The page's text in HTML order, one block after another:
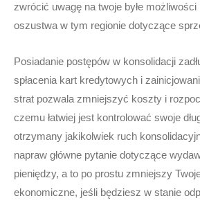
zwrócić uwagę na twoje byłe
oszustwa w tym regionie dotyczące
Posiadanie postępów w konsolidacji
spłacenia kart kredytowych i
strat pozwala zmniejszyć koszty i
czemu łatwiej jest kontrolować swoje
otrzymany jakikolwiek ruch
napraw główne pytanie dotyczące
pieniędzy, a to po prostu zmniejszy
ekonomiczne, jeśli będziesz w stanie